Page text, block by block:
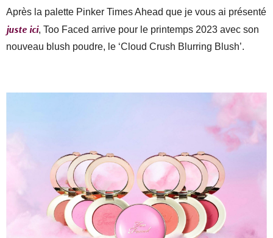
Après la palette Pinker Times Ahead que je vous ai présenté
juste ici, Too Faced arrive pour le printemps 2023 avec son
nouveau blush poudre, le ‘Cloud Crush Blurring Blush’.